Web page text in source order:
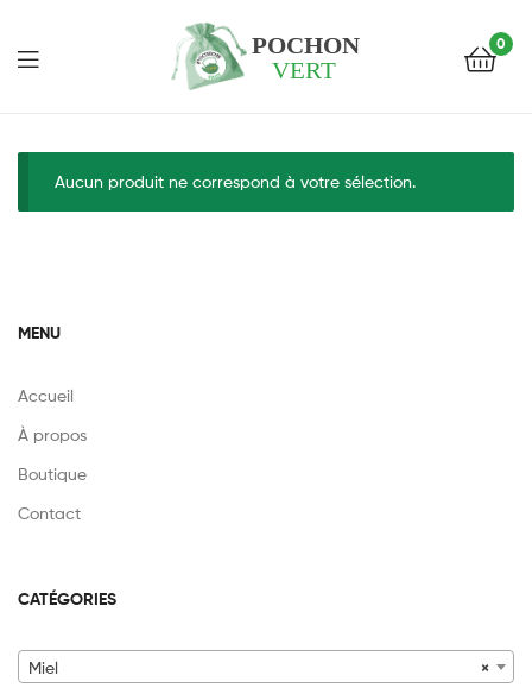
Vert
0
Aucun produit ne correspond à votre sélection.
MENU
Accueil
À propos
Boutique
Contact
CATÉGORIES
×
Miel